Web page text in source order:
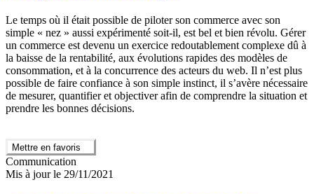
Le temps où il était possible de piloter son commerce avec son
simple « nez » aussi expérimenté soit-il, est bel et bien révolu. Gérer
un commerce est devenu un exercice redoutablement complexe dû à
la baisse de la rentabilité, aux évolutions rapides des modèles de
consommation, et à la concurrence des acteurs du web. Il n’est plus
possible de faire confiance à son simple instinct, il s’avère nécessaire
de mesurer, quantifier et objectiver afin de comprendre la situation et
prendre les bonnes décisions.
Mettre en favoris
Communication
Mis à jour le 29/11/2021